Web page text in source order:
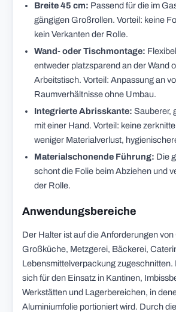
Breite 45 cm: Passend für die im
gängigen Großrollen. Vorteil: keine
kein Verkanten der Rolle.
Wand- oder Tischmontage:
entweder platzsparend an der Wand
Arbeitstisch. Vorteil: Anpassung an
Raumverhältnisse ohne Umbau.
Integrierte Abrisskante: Sauberer,
mit einer Hand. Vorteil: keine
weniger Materialverlust,
Materialschonende Führung: Die
schont die Folie beim Abziehen und
der Rolle.
Anwendungsbereiche
Der Halter ist auf die Anforderungen
Großküche, Metzgerei, Bäckerei,
Lebensmittelverpackung zugeschnitten.
sich für den Einsatz in Kantinen,
Werkstätten und Lagerbereichen, in
Aluminiumfolie portioniert wird. Durch